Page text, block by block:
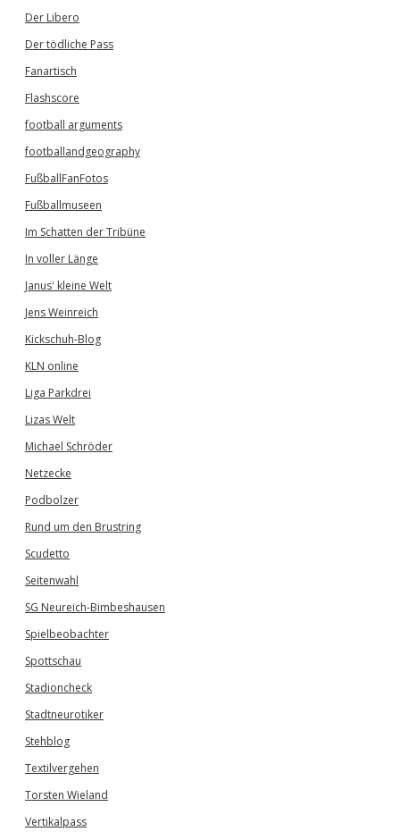
Der Libero
Der tödliche Pass
Fanartisch
Flashscore
football arguments
footballandgeography
FußballFanFotos
Fußballmuseen
Im Schatten der Tribüne
In voller Länge
Janus' kleine Welt
Jens Weinreich
Kickschuh-Blog
KLN online
Liga Parkdrei
Lizas Welt
Michael Schröder
Netzecke
Podbolzer
Rund um den Brustring
Scudetto
Seitenwahl
SG Neureich-Bimbeshausen
Spielbeobachter
Spottschau
Stadioncheck
Stadtneurotiker
Stehblog
Textilvergehen
Torsten Wieland
Vertikalpass